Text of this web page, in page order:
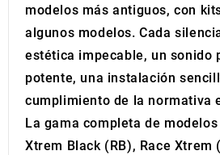
modelos más antiguos, con
algunos modelos. Cada
estética impecable, un sonido
potente, una instalación
cumplimiento de la normativa
La gama completa de modelos
Xtrem Black (RB), Race Xtrem